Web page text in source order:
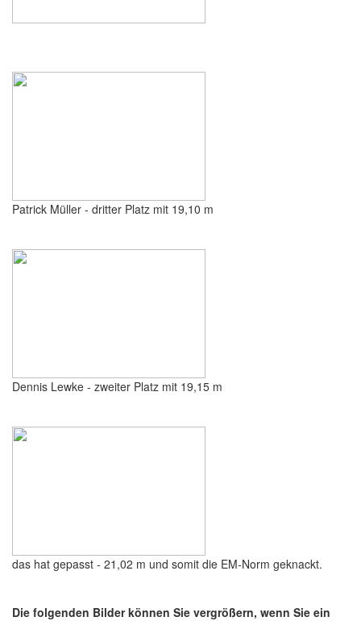
Patrick Müller - dritter Platz mit 19,10 m
Dennis Lewke - zweiter Platz mit 19,15 m
das hat gepasst - 21,02 m und somit die EM-Norm geknackt.
Die folgenden Bilder können Sie vergrößern, wenn Sie ein